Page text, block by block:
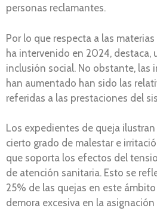
personas reclamantes.
Por lo que respecta a las
ha intervenido en 2024, destaca,
inclusión social. No obstante, las
han aumentado han sido las
referidas a las prestaciones del
Los expedientes de queja
cierto grado de malestar e
que soporta los efectos del
de atención sanitaria. Esto se
25% de las quejas en este
demora excesiva en la